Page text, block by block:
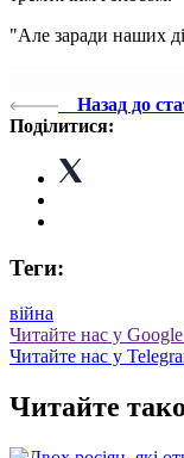
"Але заради наших
Назад до
Поділитися:
Теги:
війна
Читайте нас у
Читайте нас у
Читайте